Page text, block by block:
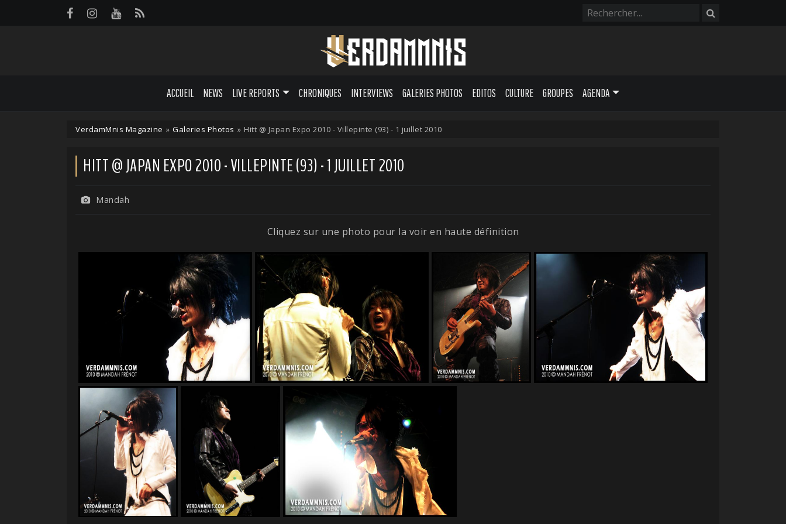
ACCUEIL NEWS LIVE REPORTS CHRONIQUES INTERVIEWS GALERIES PHOTOS EDITOS CULTURE GROUPES AGENDA
VerdamMnis Magazine » Galeries Photos » Hitt @ Japan Expo 2010 - Villepinte (93) - 1 juillet 2010
HITT @ JAPAN EXPO 2010 - VILLEPINTE (93) - 1 JUILLET 2010
Mandah
Cliquez sur une photo pour la voir en haute définition
Panneau de gestion des cookies